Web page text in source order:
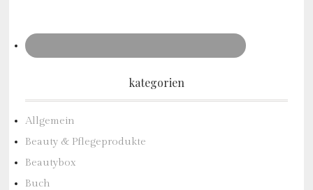
kategorien
Allgemein
Beauty & Pflegeprodukte
Beautybox
Buch